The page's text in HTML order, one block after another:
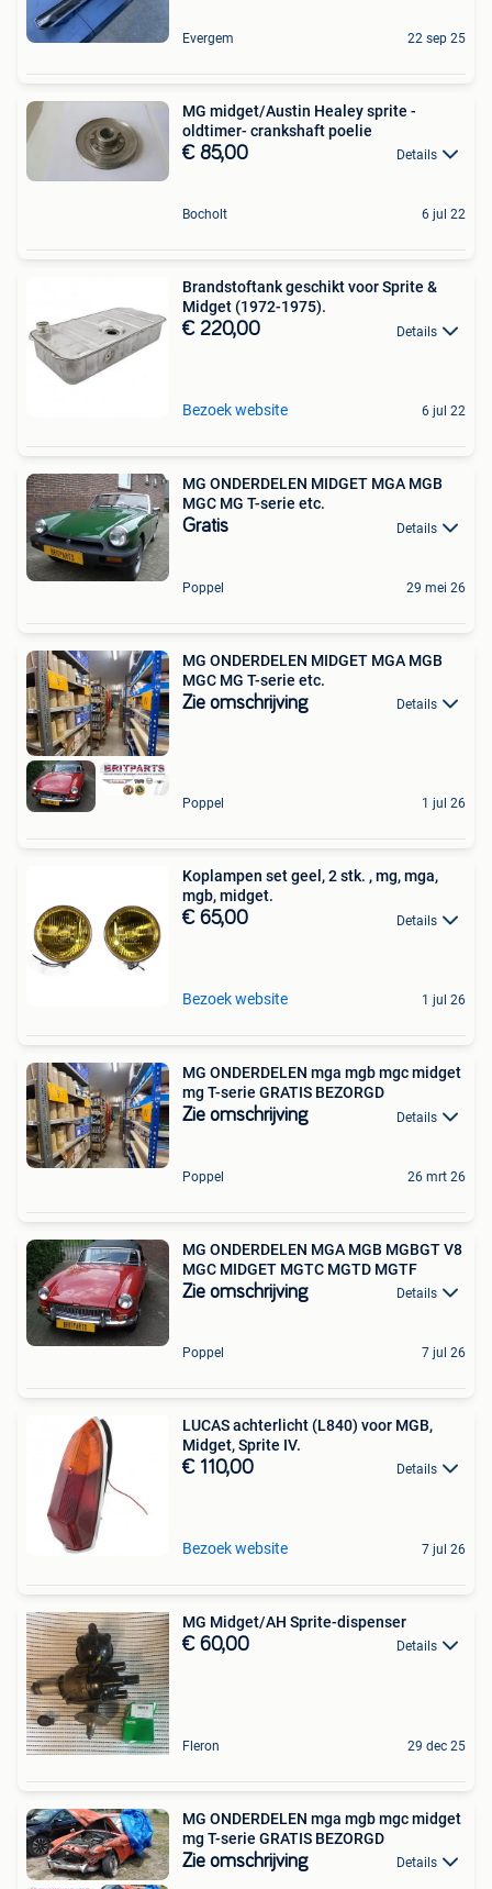
Evergem 22 sep 25
MG midget/Austin Healey sprite -
oldtimer- crankshaft poelie
€ 85,00 Details
Bocholt 6 jul 22
Brandstoftank geschikt voor Sprite &
Midget (1972-1975).
€ 220,00 Details
Bezoek website 6 jul 22
MG ONDERDELEN MIDGET MGA MGB
MGC MG T-serie etc.
Gratis Details
Poppel 29 mei 26
MG ONDERDELEN MIDGET MGA MGB
MGC MG T-serie etc.
Zie omschrijving Details
Poppel 1 jul 26
Koplampen set geel, 2 stk. , mg, mga,
mgb, midget.
€ 65,00 Details
Bezoek website 1 jul 26
MG ONDERDELEN mga mgb mgc midget
mg T-serie GRATIS BEZORGD
Zie omschrijving Details
Poppel 26 mrt 26
MG ONDERDELEN MGA MGB MGBGT V8
MGC MIDGET MGTC MGTD MGTF
Zie omschrijving Details
Poppel 7 jul 26
LUCAS achterlicht (L840) voor MGB,
Midget, Sprite IV.
€ 110,00 Details
Bezoek website 7 jul 26
MG Midget/AH Sprite-dispenser
€ 60,00 Details
Fleron 29 dec 25
MG ONDERDELEN mga mgb mgc midget
mg T-serie GRATIS BEZORGD
Zie omschrijving Details